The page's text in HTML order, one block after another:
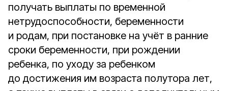
получать выплаты по временной
нетрудоспособности, беременности
и родам, при постановке на учёт в ранние
сроки беременности, при рождении
ребенка, по уходу за ребенком
до достижения им возраста полутора лет,